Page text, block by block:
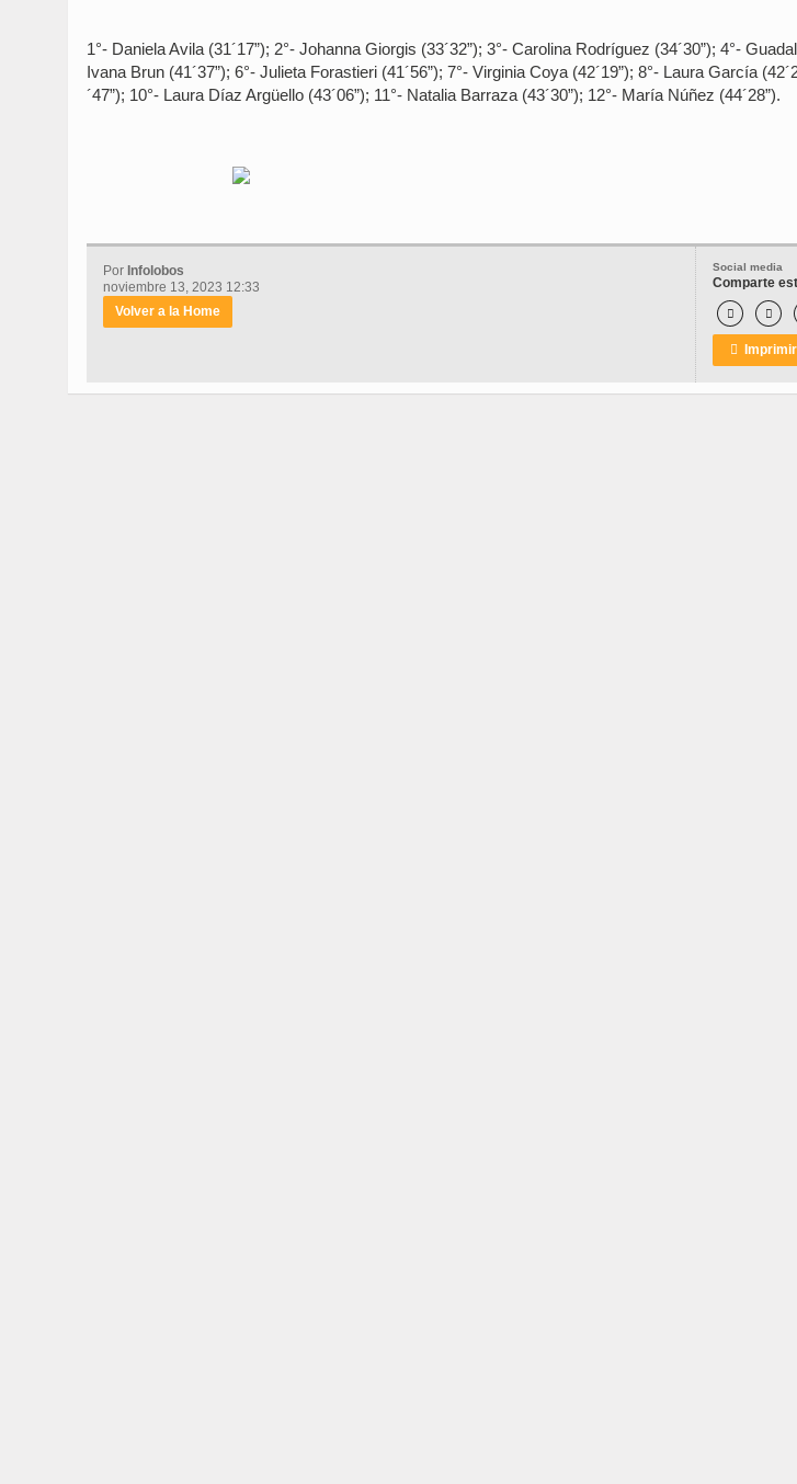
1°- Daniela Avila (31´17”); 2°- Johanna Giorgis (33´32”); 3°- Carolina Rodríguez (34´30”); 4°-
Ivana Brun (41´37”); 6°- Julieta Forastieri (41´56”); 7°- Virginia Coya (42´19”); 8°- Laura García
´47”); 10°- Laura Díaz Argüello (43´06”); 11°- Natalia Barraza (43´30”); 12°- María Núñez (44´28”).
Social media
Comparte
 
 Imprimir
Por Infolobos
noviembre 13, 2023 12:33
Volver a la Home